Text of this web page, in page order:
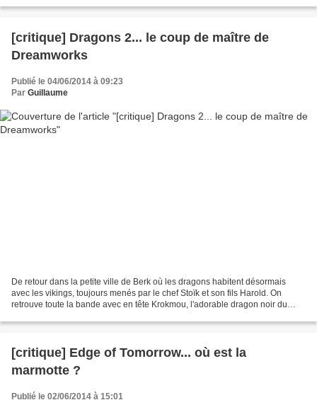
[critique] Dragons 2... le coup de maître de
Dreamworks
Publié le 04/06/2014 à 09:23
Par Guillaume
De retour dans la petite ville de Berk où les dragons habitent désormais
avec les vikings, toujours menés par le chef Stoïk et son fils Harold. On
retrouve toute la bande avec en tête Krokmou, l'adorable dragon noir du
[critique] Edge of Tomorrow... où est la
marmotte ?
Publié le 02/06/2014 à 15:01